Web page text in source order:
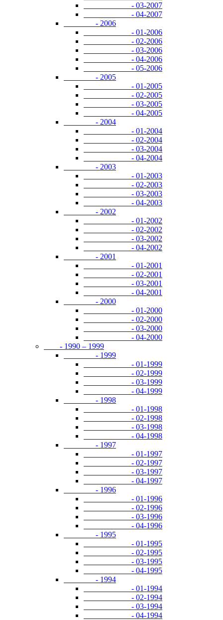
- 03-2007
- 04-2007
- 2006
- 01-2006
- 02-2006
- 03-2006
- 04-2006
- 05-2006
- 2005
- 01-2005
- 02-2005
- 03-2005
- 04-2005
- 2004
- 01-2004
- 02-2004
- 03-2004
- 04-2004
- 2003
- 01-2003
- 02-2003
- 03-2003
- 04-2003
- 2002
- 01-2002
- 02-2002
- 03-2002
- 04-2002
- 2001
- 01-2001
- 02-2001
- 03-2001
- 04-2001
- 2000
- 01-2000
- 02-2000
- 03-2000
- 04-2000
- 1990 – 1999
- 1999
- 01-1999
- 02-1999
- 03-1999
- 04-1999
- 1998
- 01-1998
- 02-1998
- 03-1998
- 04-1998
- 1997
- 01-1997
- 02-1997
- 03-1997
- 04-1997
- 1996
- 01-1996
- 02-1996
- 03-1996
- 04-1996
- 1995
- 01-1995
- 02-1995
- 03-1995
- 04-1995
- 1994
- 01-1994
- 02-1994
- 03-1994
- 04-1994